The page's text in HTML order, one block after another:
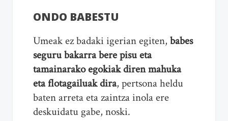
ONDO BABESTU
Umeak ez badaki igerian egiten, babes
seguru bakarra bere pisu eta
tamainarako egokiak diren mahuka
eta flotagailuak dira, pertsona heldu
baten arreta eta zaintza inola ere
deskuidatu gabe, noski.